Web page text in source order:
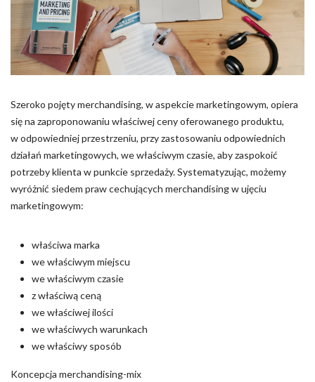
Szeroko pojęty merchandising, w aspekcie marketingowym, opiera
się na zaproponowaniu właściwej ceny oferowanego produktu,
w odpowiedniej przestrzeniu, przy zastosowaniu odpowiednich
działań marketingowych, we właściwym czasie, aby zaspokoić
potrzeby klienta w punkcie sprzedaży. Systematyzując, możemy
wyróżnić siedem praw cechujących merchandising w ujęciu
marketingowym:
właściwa marka
we właściwym miejscu
we właściwym czasie
z właściwą ceną
we właściwej ilości
we właściwych warunkach
we właściwy sposób
Koncepcja merchandising-mix
zapamiętanie informacji, które zmieniają wygląd lub
funkcjonowanie strony, np. preferowany język lub region, w
którym znajduje się użytkownik.
Statystyczne pliki cookie pomagają właścicielem stron
internetowych zrozumieć, w jaki sposób różni użytkownicy
zachowują się na stronie, gromadząc i zgłaszając anonimowe
informacje.
Marketing
wyświetlanie reklam, które są istotne i interesujące dla
poszczególnych użytkowników i tym samym bardziej cenne dla
Nieklasyfikowane
Nieklasyfikowane pliki cookie, to pliki, które są w procesie
klasyfikowania, wraz z dostawcami poszczególnych ciasteczek.